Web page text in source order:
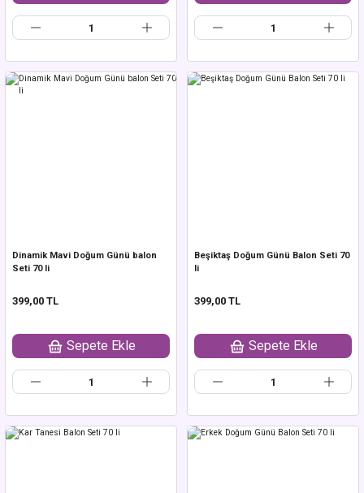
Dinamik Mavi Doğum Günü balon
Seti 70 li
399,00 TL
Sepete Ekle
Beşiktaş Doğum Günü Balon Seti 70
li
399,00 TL
Sepete Ekle